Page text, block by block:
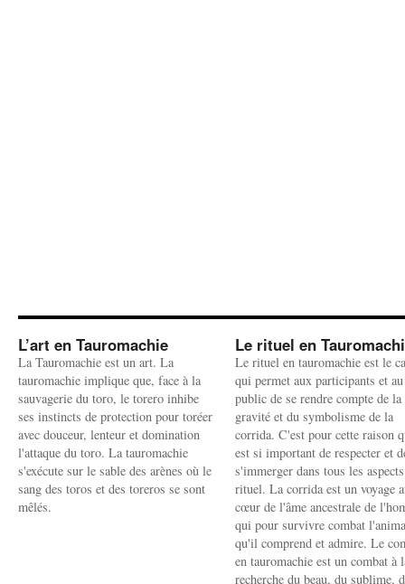
L’art en Tauromachie
La Tauromachie est un art. La
tauromachie implique que, face à la
sauvagerie du toro, le torero inhibe
ses instincts de protection pour toréer
avec douceur, lenteur et domination
l'attaque du toro. La tauromachie
s'exécute sur le sable des arènes où le
sang des toros et des toreros se sont
mêlés.
Le rituel en
Le rituel en tauromachie est le
qui permet aux participants et au
public de se rendre compte de la
gravité et du symbolisme de la
corrida. C'est pour cette raison
est si important de respecter et
s'immerger dans tous les
rituel. La corrida est un voyage
cœur de l'âme ancestrale de
qui pour survivre combat
qu'il comprend et admire. Le
en tauromachie est un combat à
recherche du beau, du sublime,